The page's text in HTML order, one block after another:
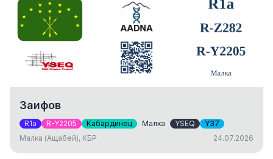
Заифов
R1a R-Y2205 Кабардинец Малка YSEQ
Y37
Малка (Ащабей), КБР
24.07.2026